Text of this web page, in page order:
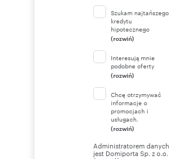
Szukam najtańszego
kredytu
hipotecznego
(rozwiń)
Interesują mnie
podobne oferty
(rozwiń)
Chcę otrzymywać
informacje o
promocjach i
usługach.
(rozwiń)
Administratorem danych
jest Domiporta Sp. z o.o.